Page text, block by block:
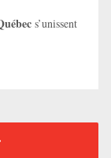
s’unissent